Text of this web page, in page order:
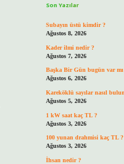
Son Yazılar
Subayın üstü kimdir ?
Ağustos 8, 2026
Kader ilmi nedir ?
Ağustos 7, 2026
Başka Bir Gün bugün var mı
Ağustos 6, 2026
Kareköklü sayılar nasıl
Ağustos 5, 2026
1 kW saat kaç TL ?
Ağustos 3, 2026
100 yunan drahmisi kaç TL ?
Ağustos 3, 2026
İhsan nedir ?